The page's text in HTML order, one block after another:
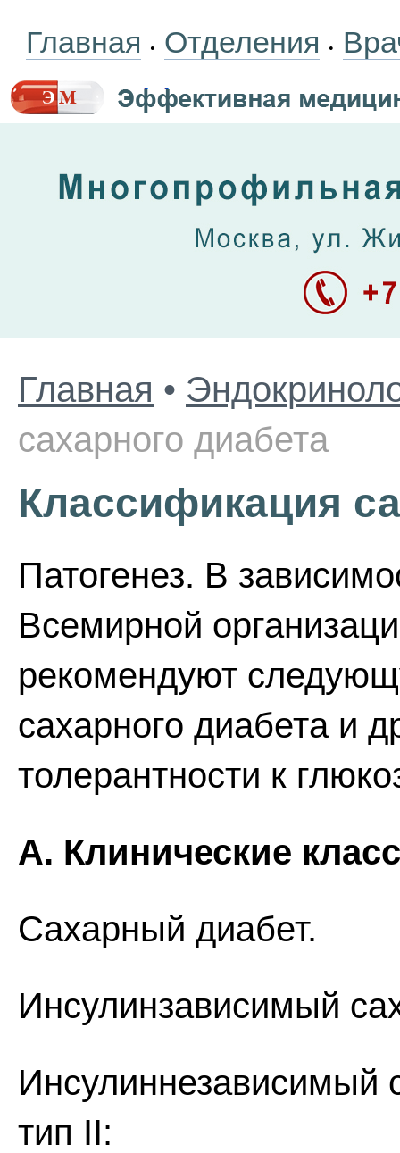
Главная • Отделения •
Главная •
сахарного диабета
Классификация
Патогенез. В
Всемирной
рекомендуют
сахарного диабета и
толерантности к
А. Клинические
Сахарный диабет.
Инсулинзависимый
тип II: